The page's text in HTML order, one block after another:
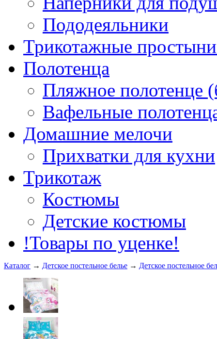
Пододеяльники
Трикотажные
Полотенца
Пляжное полотенце
Вафельные
Домашние мелочи
Прихватки для кухни
Трикотаж
Костюмы
Детские костюмы
!Товары по уценке!
Каталог → Детское постельное белье → Детское постельное